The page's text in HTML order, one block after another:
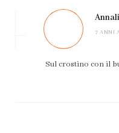
7 ANNI
Sul crostino con il